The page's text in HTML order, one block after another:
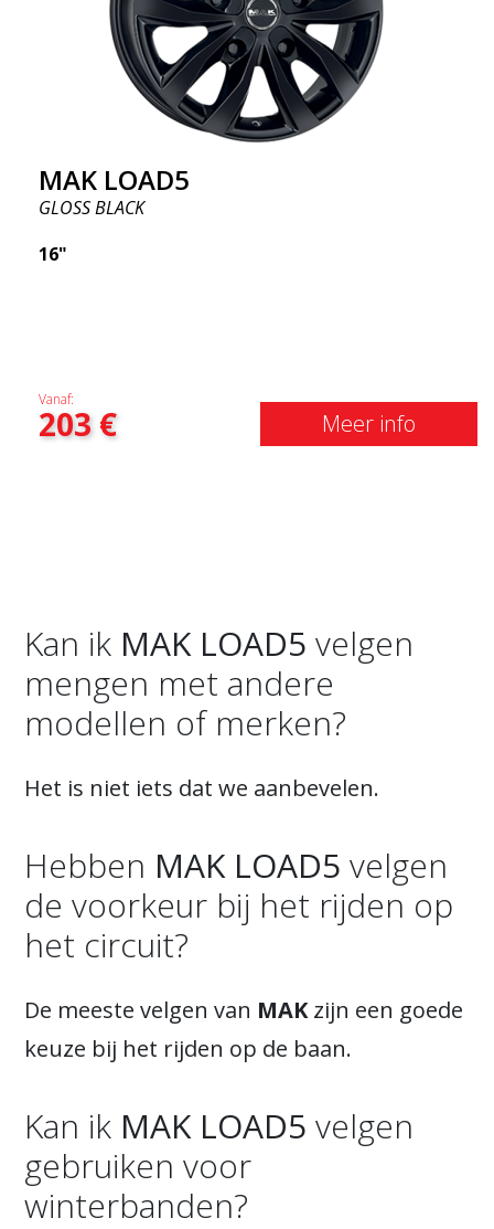
MAK LOAD5
GLOSS BLACK
16"
Vanaf:
203€ Meer info
Kan ik MAK LOAD5 velgen
mengen met andere
modellen of merken?
Het is niet iets dat we aanbevelen.
Hebben MAK LOAD5 velgen
de voorkeur bij het rijden op
het circuit?
De meeste velgen van MAKzijn een goede
keuze bij het rijden op de baan.
Kan ik MAK LOAD5 velgen
gebruiken voor
winterbanden?